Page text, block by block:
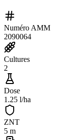
Numéro AMM
2090064
Cultures
2
Dose
1.25 l/ha
ZNT
5 m